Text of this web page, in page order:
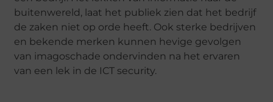
buitenwereld, laat het publiek zien dat het bedrijf
de zaken niet op orde heeft. Ook sterke bedrijven
en bekende merken kunnen hevige gevolgen
van imagoschade ondervinden na het ervaren
van een lek in de ICT security.